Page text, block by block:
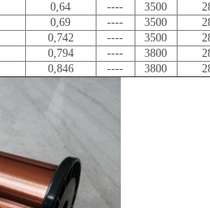
0,64 ---- 3500
0,69 ---- 3500
0,742 ---- 3500
0,794 ---- 3800
0,846 ---- 3800